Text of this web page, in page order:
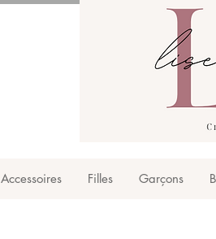
Accessoires Filles Garçons